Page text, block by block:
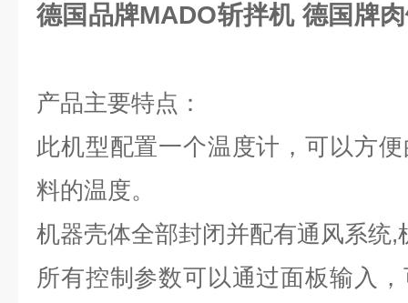
德国品牌MADO斩拌机 德国牌
产品主要特点：
此机型配置一个温度计，可以方
料的温度。
机器壳体全部封闭并配有通风系统,
所有控制参数可以通过面板输入